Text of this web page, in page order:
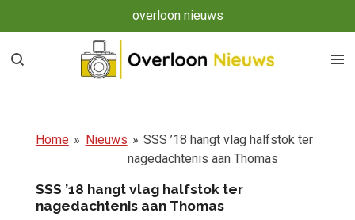
direct
naar
overloon nieuws
Home » Nieuws » SSS ’18 hangt vlag halfstok ter
nagedachtenis aan Thomas
SSS ’18 hangt vlag halfstok ter
nagedachtenis aan Thomas